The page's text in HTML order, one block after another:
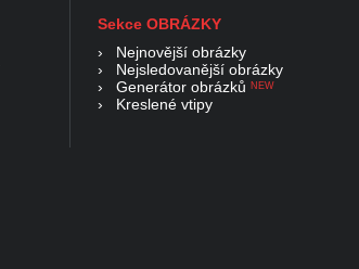
Sekce OBRÁZKY
› Nejnovější obrázky
› Nejsledovanější obrázky
› Generátor obrázků NEW
› Kreslené vtipy